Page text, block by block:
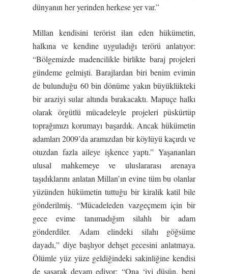
dünyanın her yerinden herkese yer var.”
Millan kendisini terörist ilan eden hükümetin,
halkına ve kendine uyguladığı terörü anlatıyor:
“Bölgemizde madencilikle birlikte baraj projeleri
gündeme gelmişti. Barajlardan biri benim evimin
de bulunduğu 60 bin dönüme yakın büyüklükteki
bir araziyi sular altında bırakacaktı. Mapuçe halkı
olarak örgütlü mücadeleyle projeleri püskürtüp
toprağımızı korumayı başardık. Ancak hükümetin
adamları 2009’da aramızdan bir köylüyü kaçırdı ve
otuzdan fazla aileye işkence yaptı.” Yaşananları
ulusal mahkemeye ve uluslararası arenaya
taşıdıklarını anlatan Millan’ın evine tüm bu olanlar
yüzünden hükümetin tuttuğu bir kiralik katil bile
gönderilmiş. “Mücadeleden vazgeçmem için bir
gece evime tanımadığım silahlı bir adam
gönderdiler. Adam elindeki silahı göğsüme
dayadı,” diye başlıyor dehşet gecesini anlatmaya.
Ölümle yüz yüze geldiğindeki sakinliğine kendisi
de şaşarak devam ediyor: “Ona ‘iyi düşün, beni